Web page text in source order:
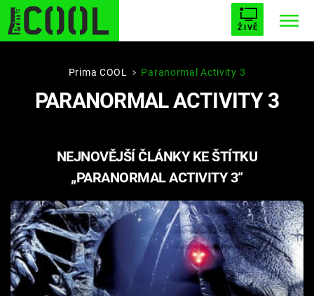
ŽIVĚ
STARHOUSE BUFFY, PŘEMOŽITELKA UPÍRŮ
ESCAPE PLNEJ KOTEL AVENGERS 5
Témata
Filmy
Seriály
Prima COOL Paranormal Activity 3
PARANORMAL ACTIVITY 3
NEJNOVĚJŠÍ ČLÁNKY KE ŠTÍTKU
„PARANORMAL ACTIVITY 3“